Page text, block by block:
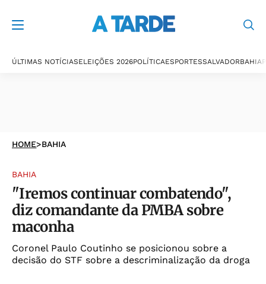
ÚLTIMAS NOTÍCIASELEIÇÕES 2026POLÍTICAESPORTESSALVADORBAHIA
HOME>BAHIA
BAHIA
"Iremos continuar combatendo",
diz comandante da PMBA sobre
maconha
Coronel Paulo Coutinho se posicionou sobre a
decisão do STF sobre a descriminalização da droga